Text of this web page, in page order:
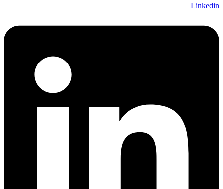
Linkedin